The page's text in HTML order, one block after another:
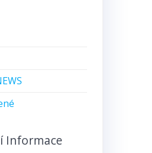
Informace